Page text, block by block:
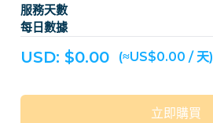
服務天數
每日數據
USD: $0.00 (≈US$0.00 / 天)
立即購買